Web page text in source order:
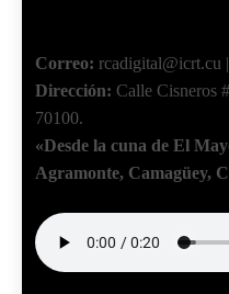
Correo: rcadigital@icrt.cu |
Dirección: Calle Cisneros
70100.
«Desde la cuna de El
Agramonte, Camagüey,